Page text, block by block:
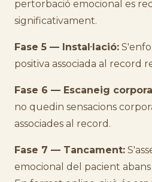
pertorbació emocional es
significativament.
Fase 5 — Instal·lació:
positiva associada al record
Fase 6 — Escaneig
no quedin sensacions
associades al record.
Fase 7 — Tancament:
emocional del pacient abans